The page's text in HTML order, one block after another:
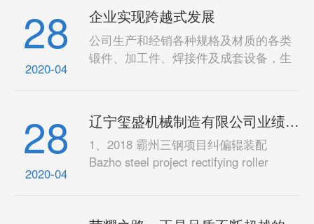
28
2020-04
企业实现跨越式发展
公司生产和经销各种规格及材质的各类
锻件、加工件、焊接件及成套设备，生
拼搏、创新”的理念；秉
28
2020-04
辽宁玺盛机械制造有限公司业绩情况
1、2018 霸州三钢项目纠偏辊装配
Bazho steel project rectifying roller